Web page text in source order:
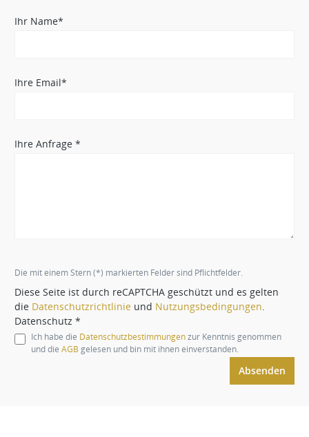
Ihr Name*
Ihre Email*
Ihre Anfrage *
Die mit einem Stern (*) markierten Felder sind Pflichtfelder.
Diese Seite ist durch reCAPTCHA geschützt und es gelten
die Datenschutzrichtlinie und Nutzungsbedingungen
Datenschutz *
Ich habe die Datenschutzbestimmungenzur Kenntnis genommen
und die AGB gelesen und bin mit ihnen einverstanden.
Absenden